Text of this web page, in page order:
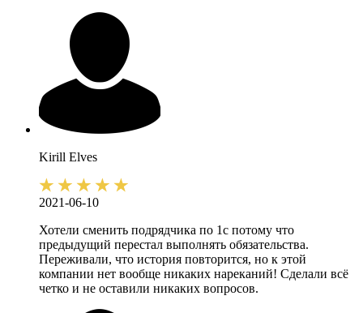
Kirill Elves
2021-06-10
Хотели сменить подрядчика по 1с потому что
предыдущий перестал выполнять обязательства.
Переживали, что история повторится, но к этой
компании нет вообще никаких нареканий! Сделали всё
четко и не оставили никаких вопросов.